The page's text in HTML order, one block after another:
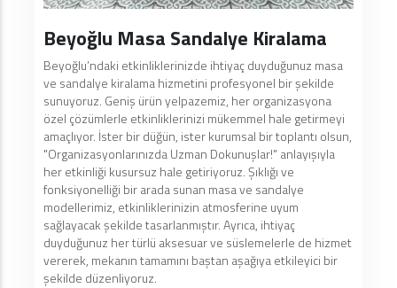
Beyoğlu Masa Sandalye Kiralama
Beyoğlu’ndaki etkinliklerinizde ihtiyaç duyduğunuz masa
ve sandalye kiralama hizmetini profesyonel bir şekilde
sunuyoruz. Geniş ürün yelpazemiz, her organizasyona
özel çözümlerle etkinliklerinizi mükemmel hale getirmeyi
amaçlıyor. İster bir düğün, ister kurumsal bir toplantı olsun,
"Organizasyonlarınızda Uzman Dokunuşlar!" anlayışıyla
her etkinliği kusursuz hale getiriyoruz. Şıklığı ve
fonksiyonelliği bir arada sunan masa ve sandalye
modellerimiz, etkinliklerinizin atmosferine uyum
sağlayacak şekilde tasarlanmıştır. Ayrıca, ihtiyaç
duyduğunuz her türlü aksesuar ve süslemelerle de hizmet
vererek, mekanın tamamını baştan aşağıya etkileyici bir
şekilde düzenliyoruz.